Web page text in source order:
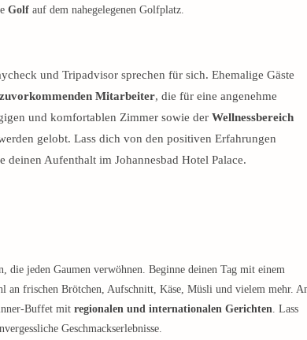
Golf auf dem nahegelegenen Golfplatz.
und Tripadvisor sprechen für sich. Ehemalige Gäste
zuvorkommenden Mitarbeiter, die für eine angenehme
und komfortablen Zimmer sowie der Wellnessbereich
gelobt. Lass dich von den positiven Erfahrungen
deinen Aufenthalt im Johannesbad Hotel Palace.
jeden Gaumen verwöhnen. Beginne deinen Tag mit einem
an frischen Brötchen, Aufschnitt, Käse, Müsli und vielem mehr.
Buffet mit regionalen und internationalen Gerichten . Lass
Geschmackserlebnisse.